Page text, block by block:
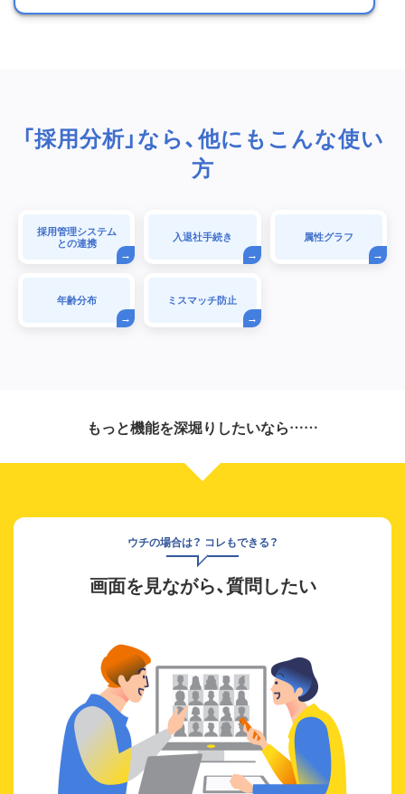
「採用分析」なら、他にもこんな使い
方
採用管理システム
との連携 入退社手続き 属性グラフ
年齢分布 ミスマッチ防止
もっと機能を深堀りしたいなら……
ウチの場合は？ コレもできる？
画面を見ながら、質問したい